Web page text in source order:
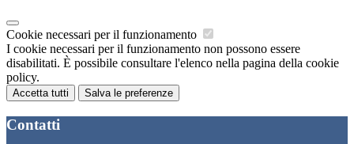
Cookie necessari per il funzionamento
I cookie necessari per il funzionamento non possono essere
disabilitati. È possibile consultare l'elenco nella pagina della cookie
policy.
Accetta tutti Salva le preferenze
Contatti